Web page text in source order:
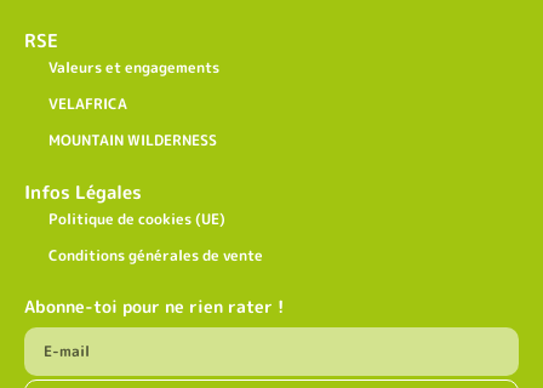
RSE
Valeurs et engagements
VELAFRICA
MOUNTAIN WILDERNESS
Infos Légales
Politique de cookies (UE)
Conditions générales de vente
Abonne-toi pour ne rien rater !